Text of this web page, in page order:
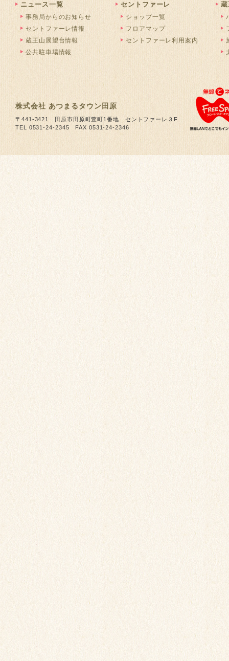
ニュース一覧
事務局からのお知らせ
セントファーレ情報
蔵王山展望台情報
公共駐車場情報
セントファーレ
ショップ一覧
フロアマップ
セントファーレ利用案内
株式会社 あつまるタウン田原
〒441-3421 田原市田原町萱町1番地 セントファーレ３F
TEL 0531-24-2345 FAX 0531-24-2346